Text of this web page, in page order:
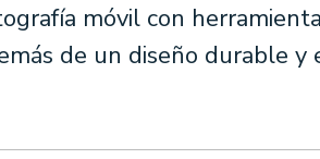
móvil con
de un diseño durable y